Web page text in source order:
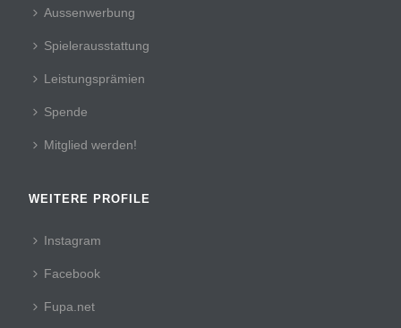
Aussenwerbung
Spielerausstattung
Leistungsprämien
Spende
Mitglied werden!
WEITERE PROFILE
Instagram
Facebook
Fupa.net